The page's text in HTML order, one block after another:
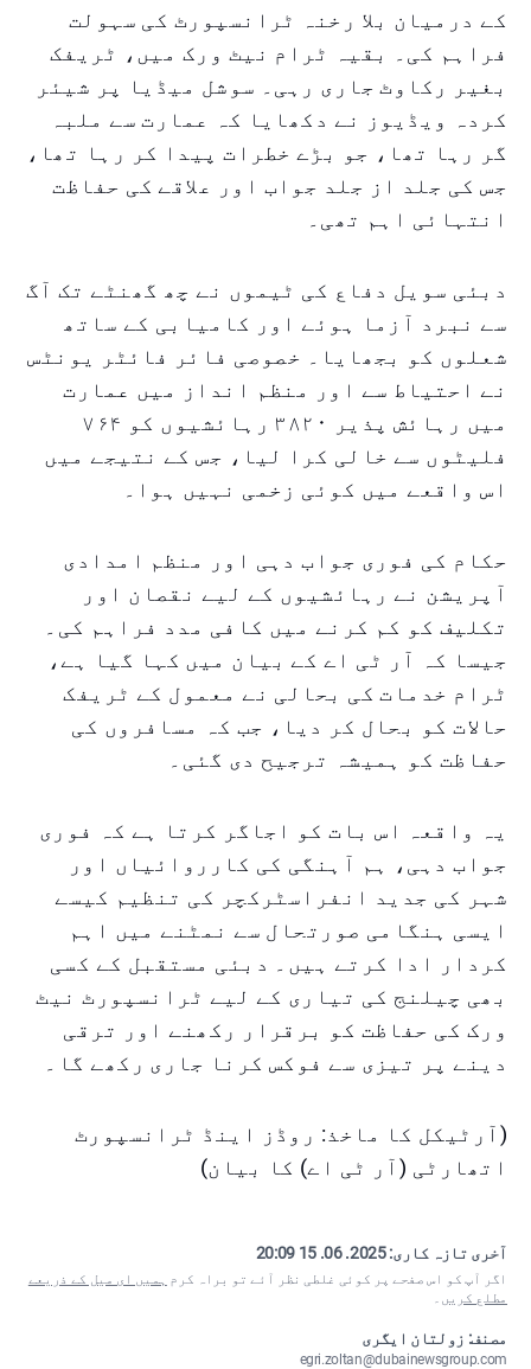
کے درمیان بلا رخنہ ٹرانسپورٹ کی سہولت
فراہم کی۔ بقیہ ٹرام نیٹ ورک میں، ٹریفک
بغیر رکاوٹ جاری رہی۔ سوشل میڈیا پر شیئر
کردہ ویڈیوز نے دکھایا کہ عمارت سے ملبہ
گر رہا تھا، جو بڑے خطرات پیدا کر رہا تھا،
جس کی جلد از جلد جواب اور علاقے کی حفاظت
انتہائی اہم تھی۔
دبئی سویل دفاع کی ٹیموں نے چھ گھنٹے تک آگ
سے نبرد آزما ہوئے اور کامیابی کے ساتھ
شعلوں کو بجھایا۔ خصوصی فائر فائٹر یونٹس
نے احتیاط سے اور منظم انداز میں عمارت
میں رہائش پذیر ۳۸۲۰ رہائشیوں کو ۷۶۴
فلیٹوں سے خالی کرا لیا، جس کے نتیجے میں
اس واقعے میں کوئی زخمی نہیں ہوا۔
حکام کی فوری جواب دہی اور منظم امدادی
آپریشن نے رہائشیوں کے لیے نقصان اور
تکلیف کو کم کرنے میں کافی مدد فراہم کی۔
جیسا کہ آر ٹی اے کے بیان میں کہا گیا ہے،
ٹرام خدمات کی بحالی نے معمول کے ٹریفک
حالات کو بحال کر دیا، جب کہ مسافروں کی
حفاظت کو ہمیشہ ترجیح دی گئی۔
یہ واقعہ اس بات کو اجاگر کرتا ہے کہ فوری
جواب دہی، ہم آہنگی کی کارروائیاں اور
شہر کی جدید انفراسٹرکچر کی تنظیم کیسے
ایسی ہنگامی صورتحال سے نمٹنے میں اہم
کردار ادا کرتے ہیں۔ دبئی مستقبل کے کسی
بھی چیلنج کی تیاری کے لیے ٹرانسپورٹ نیٹ
ورک کی حفاظت کو برقرار رکھنے اور ترقی
دینے پر تیزی سے فوکس کرنا جاری رکھے گا۔
(آرٹیکل کا ماخذ: روڈز اینڈ ٹرانسپورٹ
اتھارٹی (آر ٹی اے) کا بیان)
آخری تازہ کاری:2025. 06. 15 20:09
اگر آپ کو اس صفحے پر کوئی غلطی نظر آئے تو براہ کرم ہمیں ای میل کے ذریعے
مطلع کریں ۔
مصنف: زولتان ایگری
egri.zoltan@dubainewsgroup.com